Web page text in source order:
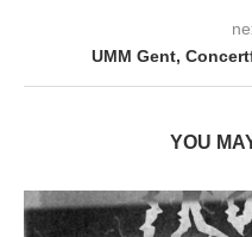
UMM Gent,
YOU